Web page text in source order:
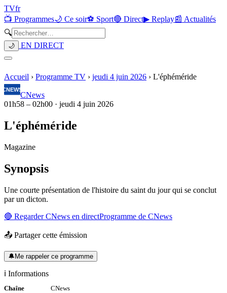
TVfr
📺 Programmes🌙 Ce soir⚽ Sport🔴 Direct▶ Replay📰 Actualités
🔍
🌙 EN DIRECT
Accueil › Programme TV › jeudi 4 juin 2026 › L'éphéméride
CNews
01h58 – 02h00 · jeudi 4 juin 2026
L'éphéméride
Magazine
Synopsis
Une courte présentation de l'histoire du saint du jour qui se conclut
par un dicton.
🔴 RegarderCNews en directProgramme de CNews
📤 Partager cette émission
🔔Me rappeler ce programme
ℹ️ Informations
Chaîne
CNews